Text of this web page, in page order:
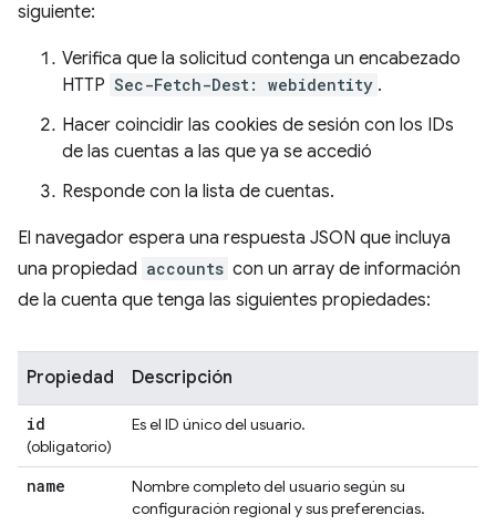
siguiente:
Verifica que la solicitud contenga un encabezado
HTTP Sec-Fetch-Dest: webidentity .
Hacer coincidir las cookies de sesión con los IDs
de las cuentas a las que ya se accedió
Responde con la lista de cuentas.
El navegador espera una respuesta JSON que incluya
una propiedad accounts con un array de información
de la cuenta que tenga las siguientes propiedades:
Propiedad Descripción
id
(obligatorio)
Es el ID único del usuario.
name
Nombre completo del usuario según su
configuración regional y sus preferencias.